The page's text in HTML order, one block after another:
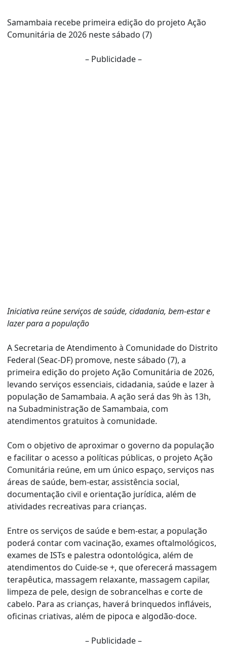
Samambaia recebe primeira edição do projeto Ação
Comunitária de 2026 neste sábado (7)
– Publicidade –
Iniciativa reúne serviços de saúde, cidadania, bem-estar e
lazer para a população
A Secretaria de Atendimento à Comunidade do Distrito
Federal (Seac-DF) promove, neste sábado (7), a
primeira edição do projeto Ação Comunitária de 2026,
levando serviços essenciais, cidadania, saúde e lazer à
população de Samambaia. A ação será das 9h às 13h,
na Subadministração de Samambaia, com
atendimentos gratuitos à comunidade.
Com o objetivo de aproximar o governo da população
e facilitar o acesso a políticas públicas, o projeto Ação
Comunitária reúne, em um único espaço, serviços nas
áreas de saúde, bem-estar, assistência social,
documentação civil e orientação jurídica, além de
atividades recreativas para crianças.
Entre os serviços de saúde e bem-estar, a população
poderá contar com vacinação, exames oftalmológicos,
exames de ISTs e palestra odontológica, além de
atendimentos do Cuide-se +, que oferecerá massagem
terapêutica, massagem relaxante, massagem capilar,
limpeza de pele, design de sobrancelhas e corte de
cabelo. Para as crianças, haverá brinquedos infláveis,
oficinas criativas, além de pipoca e algodão-doce.
– Publicidade –